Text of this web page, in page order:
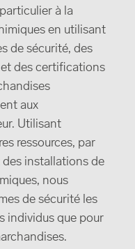
à la
en utilisant
de sécurité, des
des certifications
aux
Utilisant
ressources, par
des installations de
nous
de sécurité les
individus que pour